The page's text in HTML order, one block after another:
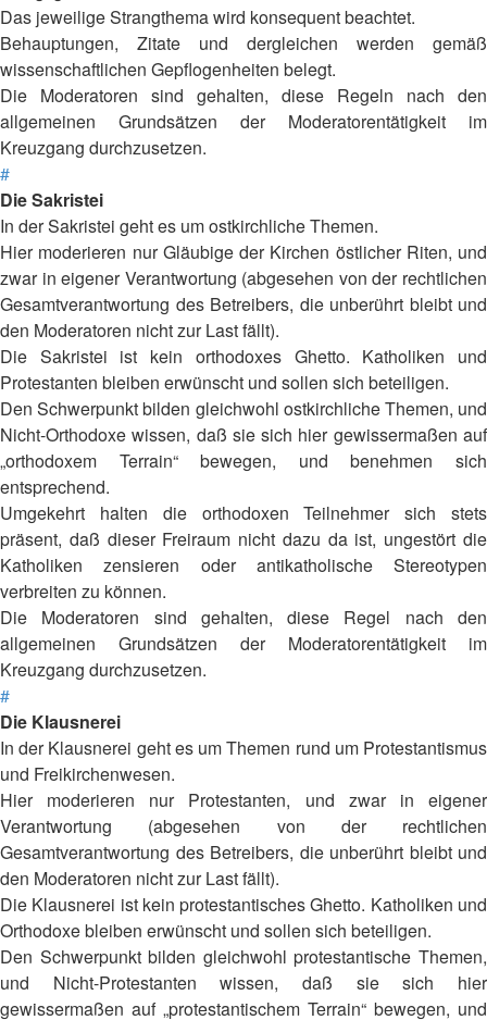
Das jeweilige Strangthema wird konsequent beachtet.
Behauptungen, Zitate und dergleichen werden gemäß
wissenschaftlichen Gepflogenheiten belegt.
Die Moderatoren sind gehalten, diese Regeln nach den
allgemeinen Grundsätzen der Moderatorentätigkeit im
Kreuzgang durchzusetzen.
#
Die Sakristei
In der Sakristei geht es um ostkirchliche Themen.
Hier moderieren nur Gläubige der Kirchen östlicher Riten, und
zwar in eigener Verantwortung (abgesehen von der rechtlichen
Gesamtverantwortung des Betreibers, die unberührt bleibt und
den Moderatoren nicht zur Last fällt).
Die Sakristei ist kein orthodoxes Ghetto. Katholiken und
Protestanten bleiben erwünscht und sollen sich beteiligen.
Den Schwerpunkt bilden gleichwohl ostkirchliche Themen, und
Nicht-Orthodoxe wissen, daß sie sich hier gewissermaßen auf
„orthodoxem Terrain“ bewegen, und benehmen sich
entsprechend.
Umgekehrt halten die orthodoxen Teilnehmer sich stets
präsent, daß dieser Freiraum nicht dazu da ist, ungestört die
Katholiken zensieren oder antikatholische Stereotypen
verbreiten zu können.
Die Moderatoren sind gehalten, diese Regel nach den
allgemeinen Grundsätzen der Moderatorentätigkeit im
Kreuzgang durchzusetzen.
#
Die Klausnerei
In der Klausnerei geht es um Themen rund um Protestantismus
und Freikirchenwesen.
Hier moderieren nur Protestanten, und zwar in eigener
Verantwortung (abgesehen von der rechtlichen
Gesamtverantwortung des Betreibers, die unberührt bleibt und
den Moderatoren nicht zur Last fällt).
Die Klausnerei ist kein protestantisches Ghetto. Katholiken und
Orthodoxe bleiben erwünscht und sollen sich beteiligen.
Den Schwerpunkt bilden gleichwohl protestantische Themen,
und Nicht-Protestanten wissen, daß sie sich hier
gewissermaßen auf „protestantischem Terrain“ bewegen, und